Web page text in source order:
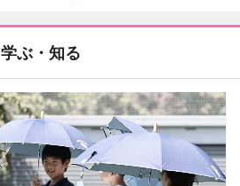
学ぶ・知る